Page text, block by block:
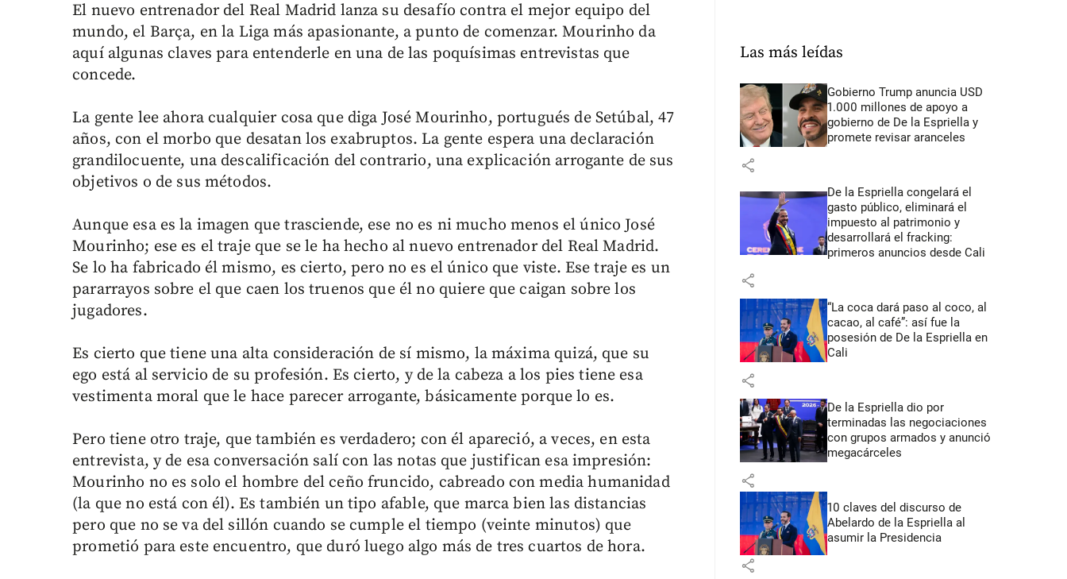
El nuevo entrenador del Real Madrid lanza su desafío contra el mejor equipo del
mundo, el Barça, en la Liga más apasionante, a punto de comenzar. Mourinho da
aquí algunas claves para entenderle en una de las poquísimas entrevistas que
concede.
La gente lee ahora cualquier cosa que diga José Mourinho, portugués de Setúbal, 47
años, con el morbo que desatan los exabruptos. La gente espera una declaración
grandilocuente, una descalificación del contrario, una explicación arrogante de sus
objetivos o de sus métodos.
Aunque esa es la imagen que trasciende, ese no es ni mucho menos el único José
Mourinho; ese es el traje que se le ha hecho al nuevo entrenador del Real Madrid.
Se lo ha fabricado él mismo, es cierto, pero no es el único que viste. Ese traje es un
pararrayos sobre el que caen los truenos que él no quiere que caigan sobre los
jugadores.
Es cierto que tiene una alta consideración de sí mismo, la máxima quizá, que su
ego está al servicio de su profesión. Es cierto, y de la cabeza a los pies tiene esa
vestimenta moral que le hace parecer arrogante, básicamente porque lo es.
Pero tiene otro traje, que también es verdadero; con él apareció, a veces, en esta
entrevista, y de esa conversación salí con las notas que justifican esa impresión:
Mourinho no es solo el hombre del ceño fruncido, cabreado con media humanidad
(la que no está con él). Es también un tipo afable, que marca bien las distancias
pero que no se va del sillón cuando se cumple el tiempo (veinte minutos) que
prometió para este encuentro, que duró luego algo más de tres cuartos de hora.
Las más leídas
Gobierno Trump anuncia USD
1.000 millones de apoyo a
gobierno de De la Espriella y
promete revisar aranceles
share
De la Espriella congelará el
gasto público, eliminará el
impuesto al patrimonio y
desarrollará el fracking:
primeros anuncios desde Cali
share
“La coca dará paso al coco, al
cacao, al café”: así fue la
posesión de De la Espriella en
Cali
share
De la Espriella dio por
terminadas las negociaciones
con grupos armados y anunció
megacárceles
share
10 claves del discurso de
Abelardo de la Espriella al
asumir la Presidencia
share